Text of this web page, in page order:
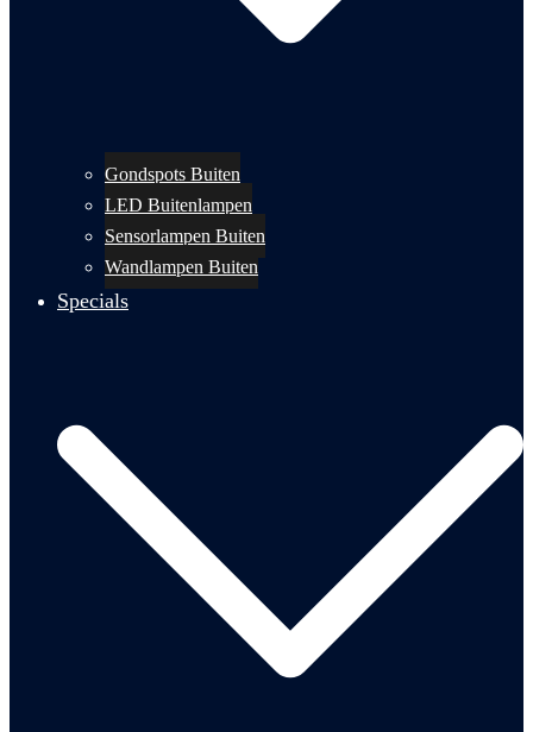
Gondspots Buiten
LED Buitenlampen
Sensorlampen Buiten
Wandlampen Buiten
Specials